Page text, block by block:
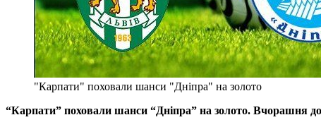
"Карпати" поховали шанси "Дніпра" на золото
“Карпати” поховали шанси “Дніпра” на золото. Вчорашня